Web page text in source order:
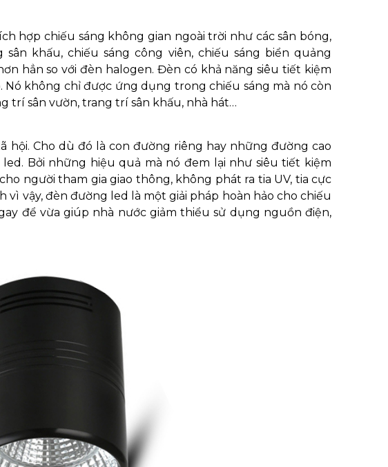
hợp chiếu sáng không gian ngoài trời như các sân bóng,
khấu, chiếu sáng công viên, chiếu sáng biển quảng
hẳn so với đèn halogen. Đèn có khả năng siêu tiết kiệm
không chỉ được ứng dụng trong chiếu sáng mà nó còn
sân vườn, trang trí sân khấu, nhà hát…
Cho dù đó là con đường riêng hay những đường cao
Bởi những hiệu quả mà nó đem lại như siêu tiết kiệm
người tham gia giao thông, không phát ra tia UV, tia cực
vậy, đèn đường led là một giải pháp hoàn hảo cho chiếu
để vừa giúp nhà nước giảm thiểu sử dụng nguồn điện,